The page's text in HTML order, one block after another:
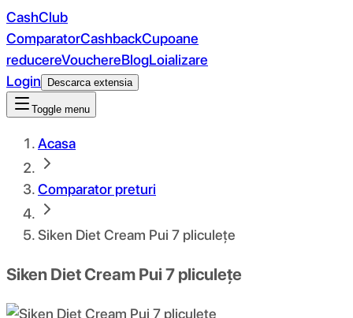
CashClub
ComparatorCashbackCupoane
reducereVouchereBlogLoializare
Login
Descarca extensia
Toggle menu
Acasa
Comparator preturi
Siken Diet Cream Pui 7 pliculețe
Siken Diet Cream Pui 7 pliculețe